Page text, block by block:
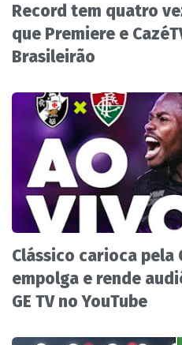
Record tem quatro
que Premiere e
Brasileirão
Clássico carioca pela
empolga e rende
GE TV no YouTube